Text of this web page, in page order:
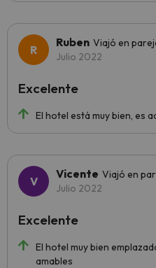
Ruben Viajó en
Julio 2022
El hotel está muy bien, es
Excelente
Vicente Viajó en
Julio 2022
El hotel muy bien
amables
Excelente